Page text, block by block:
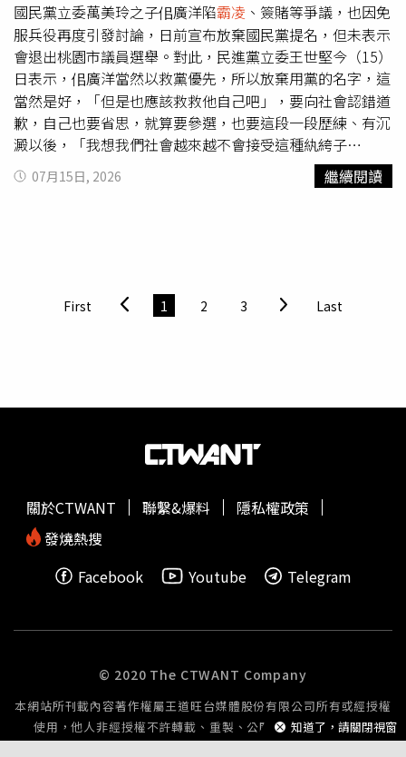
國民黨立委萬美玲之子佀廣洋陷霸凌 、簽賭等爭議，也因免
服兵役再度引發討論，日前宣布放棄國民黨提名，但未表示
會退出桃園市議員選舉。對此，民進黨立委王世堅今（15）
日表示，佀廣洋當然以救黨優先，所以放棄用黨的名字，這
當然是好，「但是也應該救救他自己吧」，要向社會認錯道
歉，自己也要省思，就算要參選，也要這段一段歷練、有沉
澱以後，「我想我們社會越來越不會接受這種紈絝子
弟」，。至於佀廣洋是否要補服兵役表達懺悔？王世堅說，
這是最起碼的。王世堅今日上午在立法院受訪，媒體提問，
在地方上有實力，但這會害佀廣洋一輩子。王世堅指出，佀
廣洋當然以救黨優先，所以放棄用黨的名字，這當然是好，
繼續參選，等於對於過去的錯誤，沒有任何要改的意願、也
不會接受這種紈絝子弟」，尤其佀犯的是嚴重
廣洋是否應該要補服兵役來表達懺悔？王世堅表示，沒有
錯，這是最起碼的，有好多認識的朋友在國外學成後，有台
灣心、熱愛國家的人，想盡辦法就是想回台灣服兵役；不曉
得佀廣洋是怎麼樣的看法，也有人身體驗下來不行，但也是
盡量去突破，跟國防部商量說：「我這樣不是太大的問題，
針對佀廣洋因體位因素免役，但現在已瘦下來，也未過除役
兵檢查結果判定體位並核發體位判等通知書，即已依法完成
體位判定，除非發現有不法手段規避兵役的事證外，並不會
影響已依法確定之體位判等處分。役政司指出，依據《徵兵
規則》第14條規定，役男對於判定之體位認有疑義，可申請
07月15日, 2026 繼續閱讀
First 1 2 3 Last
知道了，請關閉視窗
關於CTWANT 聯繫&爆料
隱私權政策
發燒熱搜
Facebook
Youtube Telegram
© 2020 The CTWANT Company
本網站所刊載內容著作權屬王道旺台媒體股份有限公司所有或經授權
使用，他人非經授權不許轉載、重製、公開播送或公開傳輸。